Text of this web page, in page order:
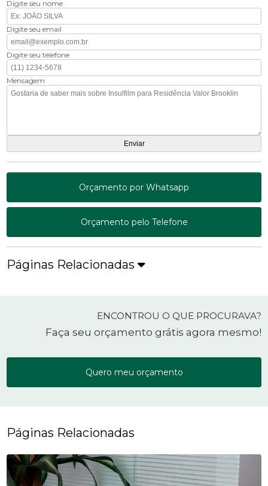
Digite seu nome
Digite seu email
Digite seu telefone
Mensagem
Orçamento por Whatsapp
Orçamento pelo Telefone
Páginas Relacionadas
ENCONTROU O QUE PROCURAVA?
Faça seu orçamento grátis agora mesmo!
Quero meu orçamento
Páginas Relacionadas